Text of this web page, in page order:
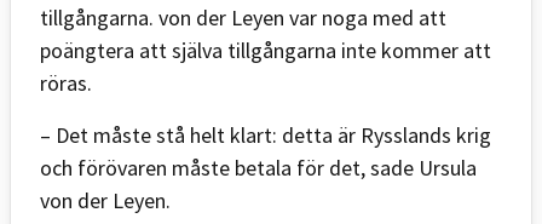
tillgångarna. von der Leyen var noga med att
poängtera att själva tillgångarna inte kommer att
röras.
– Det måste stå helt klart: detta är Rysslands krig
och förövaren måste betala för det, sade Ursula
von der Leyen.